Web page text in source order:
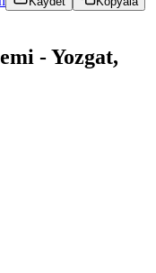
- Yozgat,